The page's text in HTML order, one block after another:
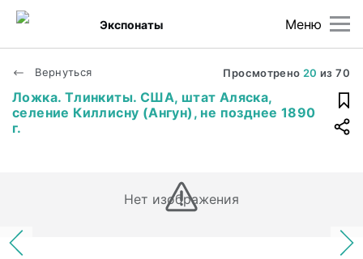
Меню
Экспонаты
Вернуться Просмотрено 20 из70
Ложка. Тлинкиты. США, штат Аляска,
селение Киллисну (Ангун), не позднее 1890
г.
Нет изображения